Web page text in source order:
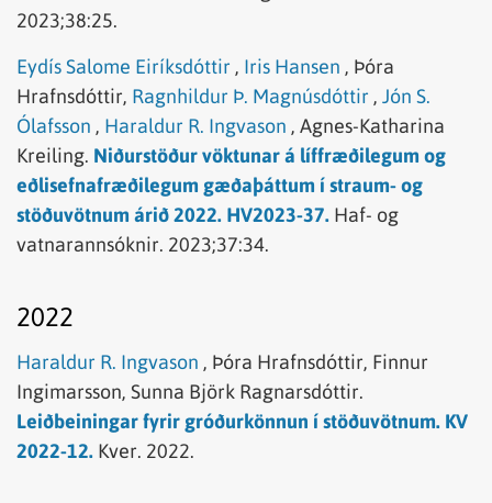
2023;38:25.
Eydís Salome Eiríksdóttir , Iris Hansen , Þóra
Hrafnsdóttir, Ragnhildur Þ. Magnúsdóttir , Jón S.
Ólafsson , Haraldur R. Ingvason , Agnes-Katharina
Kreiling. Niðurstöður vöktunar á líffræðilegum og
eðlisefnafræðilegum gæðaþáttum í straum- og
stöðuvötnum árið 2022. HV2023-37. Haf- og
vatnarannsóknir. 2023;37:34.
2022
Haraldur R. Ingvason , Þóra Hrafnsdóttir, Finnur
Ingimarsson, Sunna Björk Ragnarsdóttir.
Leiðbeiningar fyrir gróðurkönnun í stöðuvötnum. KV
2022-12. Kver. 2022.